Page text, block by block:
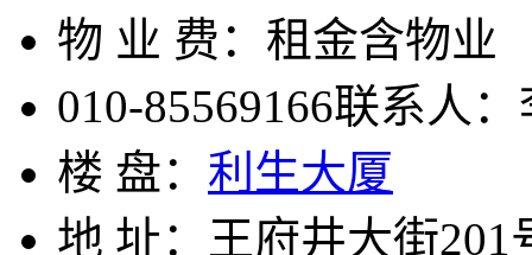
物 业 费： 租金含物业
010-85569166联系人：
楼 盘： 利生大厦
地 址： 王府井大街201